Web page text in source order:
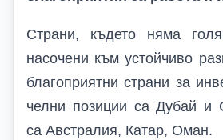
Страни, където няма
насочени към устойчиво
благоприятни страни за
челни позиции са Дубай и
са Австралия, Катар, Оман.